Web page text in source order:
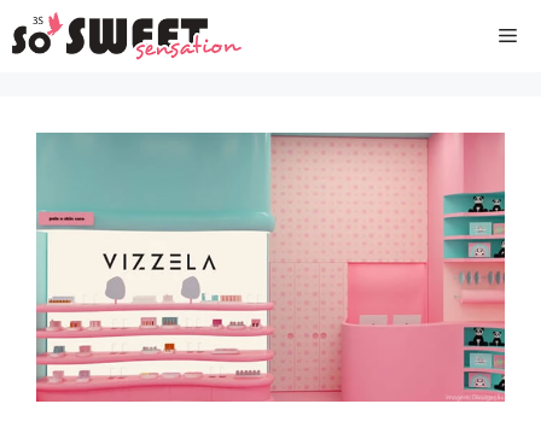
Aller
au